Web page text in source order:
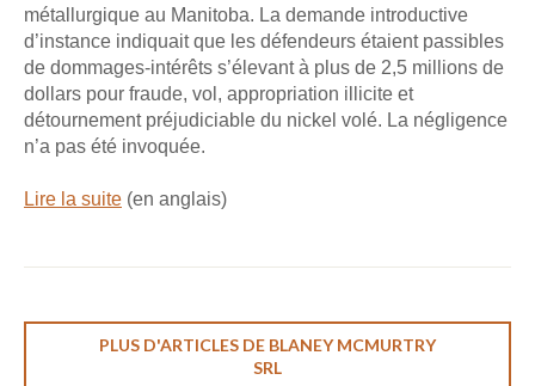
métallurgique au Manitoba. La demande introductive
d’instance indiquait que les défendeurs étaient passibles
de dommages-intérêts s’élevant à plus de 2,5 millions de
dollars pour fraude, vol, appropriation illicite et
détournement préjudiciable du nickel volé. La négligence
n’a pas été invoquée.
Lire la suite (en anglais)
PLUS D'ARTICLES DE BLANEY MCMURTRY
SRL